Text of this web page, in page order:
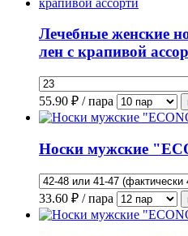
Лечебные женские
лен с крапивой
55.90 ₽ / пара
Носки мужские
33.60 ₽ / пара